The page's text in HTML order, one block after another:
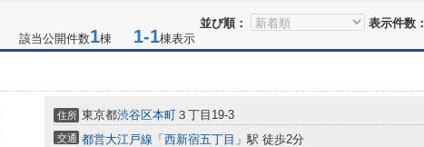
並び順： 表示件数：
該当公開件数1棟 1-1棟表示
住所 東京都渋谷区本町 ３丁目19-3
交通 都営大江戸線 「 西新宿五丁目 」駅 徒歩2分